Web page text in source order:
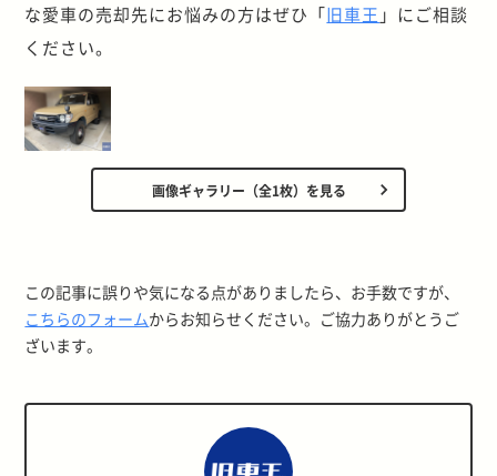
な愛車の売却先にお悩みの方はぜひ「旧車王 」にご相談
ください。
画像ギャラリー（全1枚）を見る
この記事に誤りや気になる点がありましたら、お手数ですが、
こちらのフォームからお知らせください。ご協力ありがとうご
ざいます。